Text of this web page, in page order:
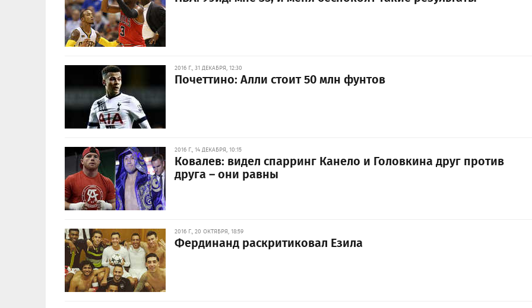
2016 Г., 31 ДЕКАБРЯ, 12:30
Почеттино: Алли стоит 50 млн фунтов
2016 Г., 14 ДЕКАБРЯ, 10:15
Ковалев: видел спарринг Канело и Головкина друг против
друга – они равны
2016 Г., 20 ОКТЯБРЯ, 18:59
Фердинанд раскритиковал Езила